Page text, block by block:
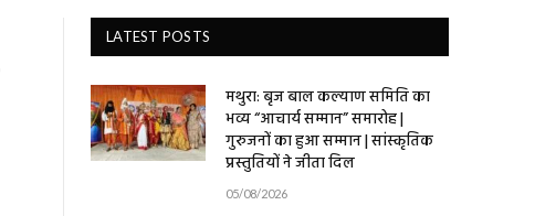
LATEST POSTS
मथुरा: बृज बाल कल्याण समिति का
भव्य “आचार्य सम्मान” समारोह |
गुरुजनों का हुआ सम्मान | सांस्कृतिक
प्रस्तुतियों ने जीता दिल
05/08/2026